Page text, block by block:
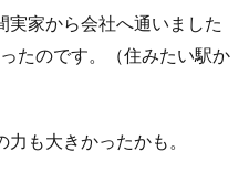
実家から会社へ通いました
たのです。（住みたい駅か
も大きかったかも。